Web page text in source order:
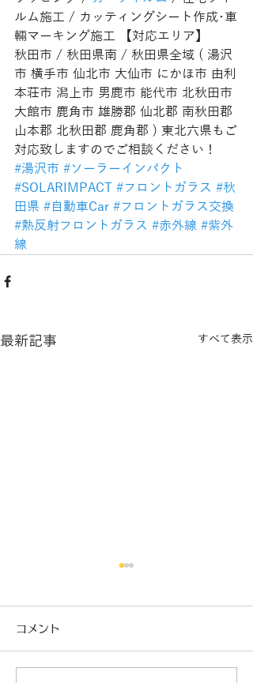
ルム施工 / カッティングシート作成･車
輛マーキング施工 【対応エリア】
秋田市 / 秋田県南 / 秋田県全域 ( 湯沢
市 横手市 仙北市 大仙市 にかほ市 由利
本荘市 潟上市 男鹿市 能代市 北秋田市
大館市 鹿角市 雄勝郡 仙北郡 南秋田郡
山本郡 北秋田郡 鹿角郡 ) 東北六県もご
対応致しますのでご相談ください！
#湯沢市 #ソーラーインパクト
#SOLARIMPACT #フロントガラス #秋
田県 #自動車Car #フロントガラス交換
#熱反射フロントガラス #赤外線 #紫外
線
最新記事 すべて表示
コメント